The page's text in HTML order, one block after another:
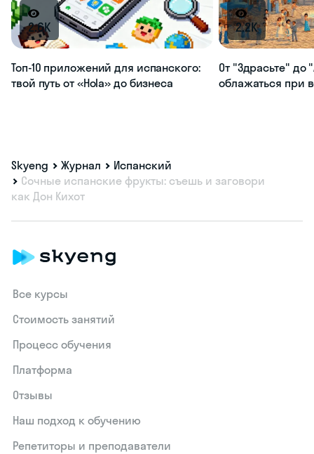
2.6K
Топ-10 приложений для испанского:
твой путь от «Hola» до бизнеса
2.2K
От "Здрасьте" до
облажаться при
Skyeng Журнал
Испанский
Сочные испанские фрукты: съешь и заговори
как Дон Кихот
Все курсы
Стоимость занятий
Процесс обучения
Платформа
Отзывы
Наш подход к обучению
Репетиторы и преподаватели